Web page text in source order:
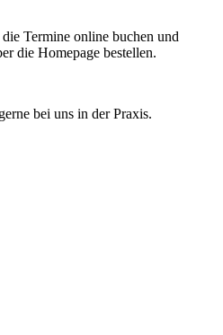
Termine online buchen und
die Homepage bestellen.
bei uns in der Praxis.